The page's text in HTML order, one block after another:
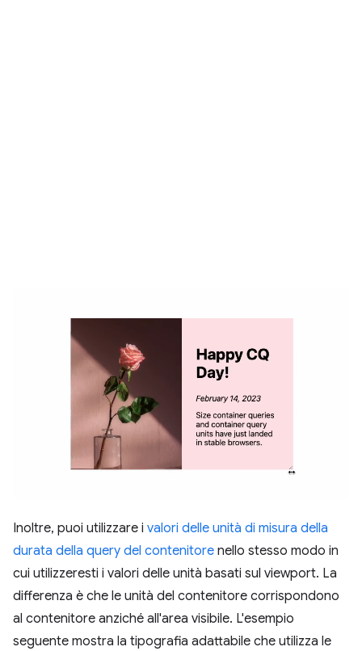
Inoltre, puoi utilizzare i valori delle unità di misura della
durata della query del contenitore nello stesso modo in
cui utilizzeresti i valori delle unità basati sul viewport. La
differenza è che le unità del contenitore corrispondono
al contenitore anziché all'area visibile. L'esempio
seguente mostra la tipografia adattabile che utilizza le